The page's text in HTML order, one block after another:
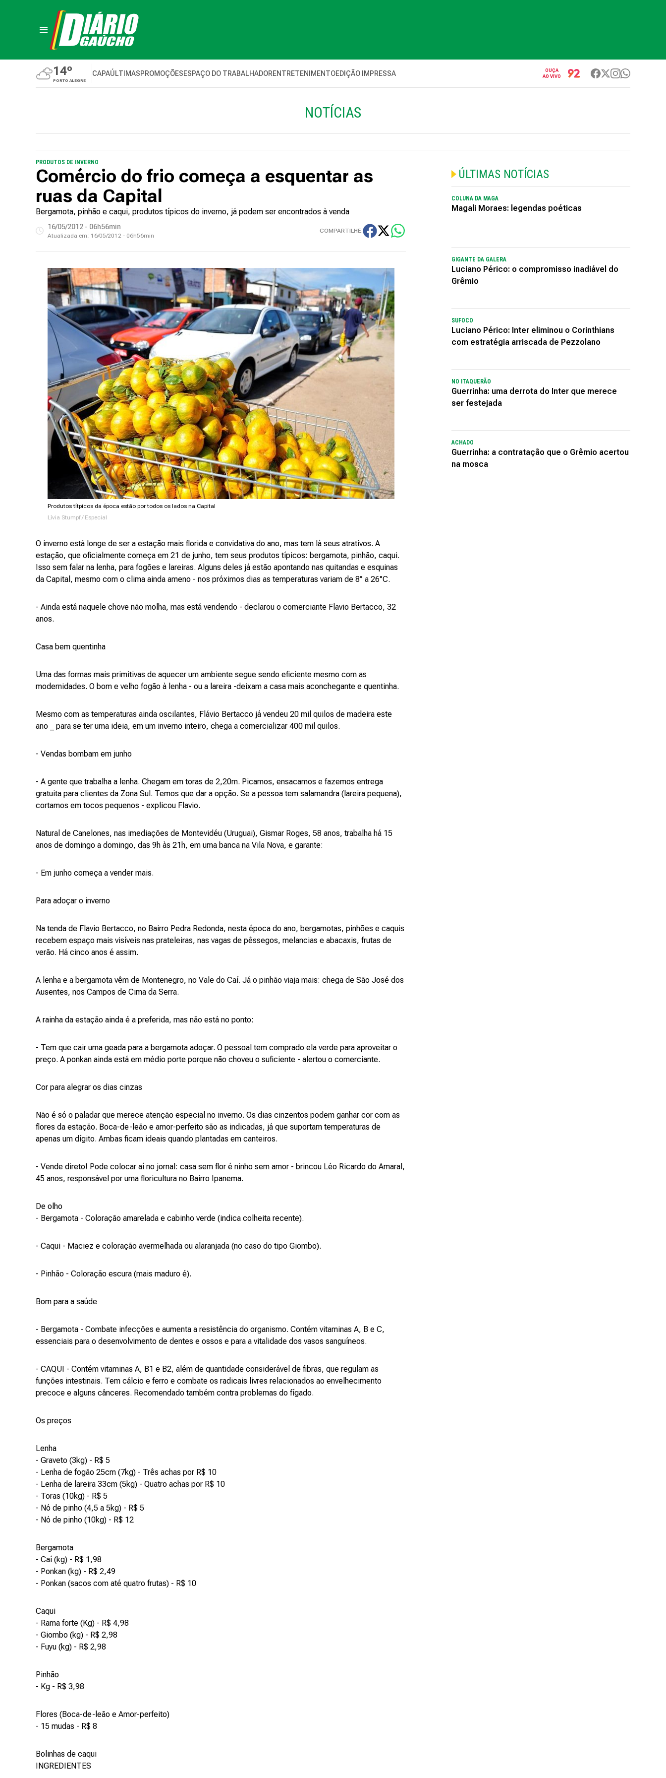
14º
PORTO ALEGRE
CAPAÚLTIMASPROMOÇÕESESPAÇO DO TRABALHADORENTRETENIMENTOEDIÇÃO IMPRESSA
OUÇA
AO VIVO
NOTÍCIAS
PRODUTOS DE INVERNO
Comércio do frio começa a esquentar as
ruas da Capital
Bergamota, pinhão e caqui, produtos típicos do inverno, já podem ser encontrados à venda
16/05/2012 - 06h56min
Atualizada em: 16/05/2012 - 06h56min
COMPARTILHE:
Produtos títpicos da época estão por todos os lados na Capital
Lívia Stumpf / Especial
O inverno está longe de ser a estação mais florida e convidativa do ano, mas tem lá seus atrativos. A
estação, que oficialmente começa em 21 de junho, tem seus produtos típicos: bergamota, pinhão, caqui.
Isso sem falar na lenha, para fogões e lareiras. Alguns deles já estão apontando nas quitandas e esquinas
da Capital, mesmo com o clima ainda ameno - nos próximos dias as temperaturas variam de 8° a 26°C.
- Ainda está naquele chove não molha, mas está vendendo - declarou o comerciante Flavio Bertacco, 32
anos.
Casa bem quentinha
Uma das formas mais primitivas de aquecer um ambiente segue sendo eficiente mesmo com as
modernidades. O bom e velho fogão à lenha - ou a lareira -deixam a casa mais aconchegante e quentinha.
Mesmo com as temperaturas ainda oscilantes, Flávio Bertacco já vendeu 20 mil quilos de madeira este
ano _ para se ter uma ideia, em um inverno inteiro, chega a comercializar 400 mil quilos.
- Vendas bombam em junho
- A gente que trabalha a lenha. Chegam em toras de 2,20m. Picamos, ensacamos e fazemos entrega
gratuita para clientes da Zona Sul. Temos que dar a opção. Se a pessoa tem salamandra (lareira pequena),
cortamos em tocos pequenos - explicou Flavio.
Natural de Canelones, nas imediações de Montevidéu (Uruguai), Gismar Roges, 58 anos, trabalha há 15
anos de domingo a domingo, das 9h às 21h, em uma banca na Vila Nova, e garante:
- Em junho começa a vender mais.
Para adoçar o inverno
Na tenda de Flavio Bertacco, no Bairro Pedra Redonda, nesta época do ano, bergamotas, pinhões e caquis
recebem espaço mais visíveis nas prateleiras, nas vagas de pêssegos, melancias e abacaxis, frutas de
verão. Há cinco anos é assim.
A lenha e a bergamota vêm de Montenegro, no Vale do Caí. Já o pinhão viaja mais: chega de São José dos
Ausentes, nos Campos de Cima da Serra.
A rainha da estação ainda é a preferida, mas não está no ponto:
- Tem que cair uma geada para a bergamota adoçar. O pessoal tem comprado ela verde para aproveitar o
preço. A ponkan ainda está em médio porte porque não choveu o suficiente - alertou o comerciante.
Cor para alegrar os dias cinzas
Não é só o paladar que merece atenção especial no inverno. Os dias cinzentos podem ganhar cor com as
flores da estação. Boca-de-leão e amor-perfeito são as indicadas, já que suportam temperaturas de
apenas um dígito. Ambas ficam ideais quando plantadas em canteiros.
- Vende direto! Pode colocar aí no jornal: casa sem flor é ninho sem amor - brincou Léo Ricardo do Amaral,
45 anos, responsável por uma floricultura no Bairro Ipanema.
De olho
- Bergamota - Coloração amarelada e cabinho verde (indica colheita recente).
- Caqui - Maciez e coloração avermelhada ou alaranjada (no caso do tipo Giombo).
- Pinhão - Coloração escura (mais maduro é).
Bom para a saúde
- Bergamota - Combate infecções e aumenta a resistência do organismo. Contém vitaminas A, B e C,
essenciais para o desenvolvimento de dentes e ossos e para a vitalidade dos vasos sanguíneos.
- CAQUI - Contém vitaminas A, B1 e B2, além de quantidade considerável de fibras, que regulam as
funções intestinais. Tem cálcio e ferro e combate os radicais livres relacionados ao envelhecimento
precoce e alguns cânceres. Recomendado também contra problemas do fígado.
Os preços
Lenha
- Graveto (3kg) - R$ 5
- Lenha de fogão 25cm (7kg) - Três achas por R$ 10
- Lenha de lareira 33cm (5kg) - Quatro achas por R$ 10
- Toras (10kg) - R$ 5
- Nó de pinho (4,5 a 5kg) - R$ 5
- Nó de pinho (10kg) - R$ 12
Bergamota
- Caí (kg) - R$ 1,98
- Ponkan (kg) - R$ 2,49
- Ponkan (sacos com até quatro frutas) - R$ 10
Caqui
- Rama forte (Kg) - R$ 4,98
- Giombo (kg) - R$ 2,98
- Fuyu (kg) - R$ 2,98
Pinhão
- Kg - R$ 3,98
Flores (Boca-de-leão e Amor-perfeito)
- 15 mudas - R$ 8
Bolinhas de caqui
INGREDIENTES
ÚLTIMAS NOTÍCIAS
COLUNA DA MAGA
Magali Moraes: legendas poéticas
GIGANTE DA GALERA
Luciano Périco: o compromisso inadiável do
Grêmio
SUFOCO
Luciano Périco: Inter eliminou o Corinthians
com estratégia arriscada de Pezzolano
NO ITAQUERÃO
Guerrinha: uma derrota do Inter que merece
ser festejada
ACHADO
Guerrinha: a contratação que o Grêmio acertou
na mosca